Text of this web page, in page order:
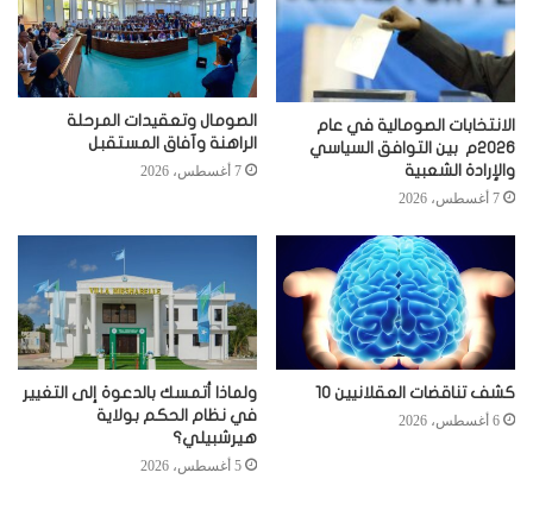
الانتخابات الصومالية في عام
2026م بين التوافق السياسي
والإرادة الشعبية
7 أغسطس، 2026
الصومال وتعقيدات المرحلة
الراهنة وآفاق المستقبل
7 أغسطس، 2026
كشف تناقضات العقلانيين 10
6 أغسطس، 2026
ولماذا أتمسك بالدعوة إلى التغيير
في نظام الحكم بولاية
هيرشبيلي؟
5 أغسطس، 2026